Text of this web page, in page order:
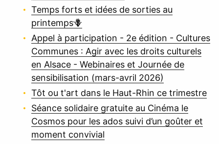
Temps forts et idées de sorties au
printemps🪻
Appel à participation - 2e édition - Cultures
Communes : Agir avec les droits culturels
en Alsace - Webinaires et Journée de
sensibilisation (mars-avril 2026)
Tôt ou t'art dans le Haut-Rhin ce trimestre
Séance solidaire gratuite au Cinéma le
Cosmos pour les ados suivi d’un goûter et
moment convivial